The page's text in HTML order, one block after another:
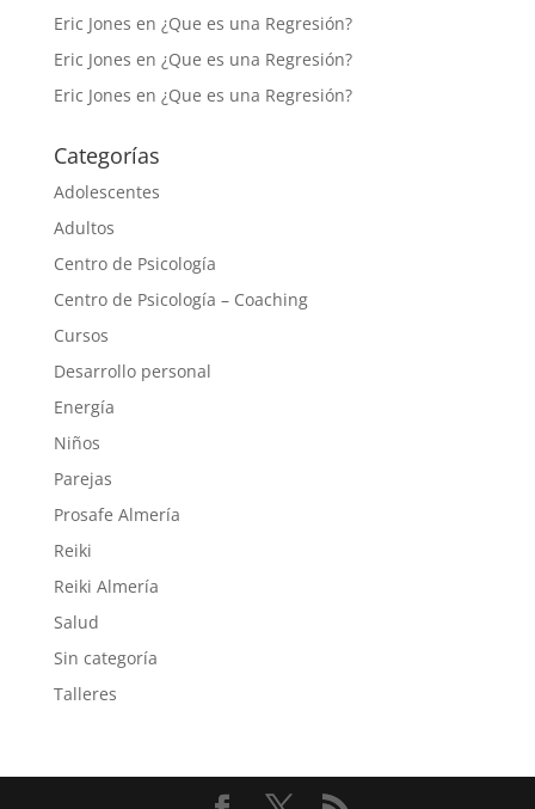
Eric Jones en ¿Que es una Regresión?
Eric Jones en ¿Que es una Regresión?
Eric Jones en ¿Que es una Regresión?
Categorías
Adolescentes
Adultos
Centro de Psicología
Centro de Psicología – Coaching
Cursos
Desarrollo personal
Energía
Niños
Parejas
Prosafe Almería
Reiki
Reiki Almería
Salud
Sin categoría
Talleres